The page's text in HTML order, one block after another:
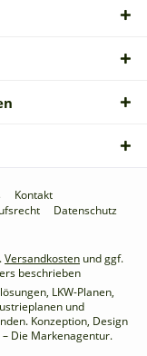
Kontakt
Datenschutz
Versandkosten und ggf.
beschrieben
LKW-Planen,
und
Konzeption, Design
Die Markenagentur.